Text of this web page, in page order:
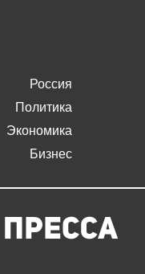
Россия
Политика
Экономика
Бизнес